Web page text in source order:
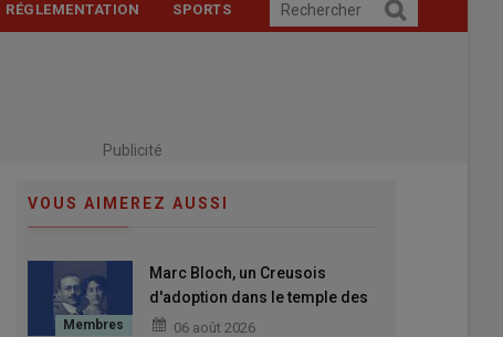
RÉGLEMENTATION SPORTS
Publicité
VOUS AIMEREZ AUSSI
Marc Bloch, un Creusois
d'adoption dans le temple des
grands Hommes
06 août 2026